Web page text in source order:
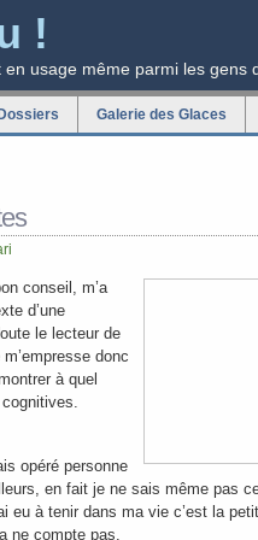
!
en usage même parmi les gens
Dossiers Galerie des Glaces
conseil, m’a
d’une
le lecteur de
donc
à quel
opéré personne
en fait je ne sais même pas
eu à tenir dans ma vie c’est la
ne compte pas.